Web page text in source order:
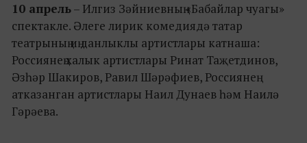
10 апрель– Илгиз Зәйниевның «Бабайлар чуагы»
спектакле. Әлеге лирик комедиядә татар
театрының иң данлыклы артистлары катнаша:
Россиянең халык артистлары Ринат Таҗетдинов,
Әзһәр Шакиров, Равил Шәрәфиев, Россиянең
атказанган артистлары Наил Дунаев һәм Наилә
Гәрәева.